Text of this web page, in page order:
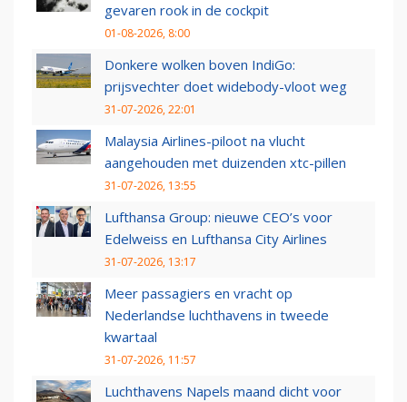
gevaren rook in de cockpit
01-08-2026, 8:00
Donkere wolken boven IndiGo:
prijsvechter doet widebody-vloot weg
31-07-2026, 22:01
Malaysia Airlines-piloot na vlucht
aangehouden met duizenden xtc-pillen
31-07-2026, 13:55
Lufthansa Group: nieuwe CEO’s voor
Edelweiss en Lufthansa City Airlines
31-07-2026, 13:17
Meer passagiers en vracht op
Nederlandse luchthavens in tweede
kwartaal
31-07-2026, 11:57
Luchthavens Napels maand dicht voor